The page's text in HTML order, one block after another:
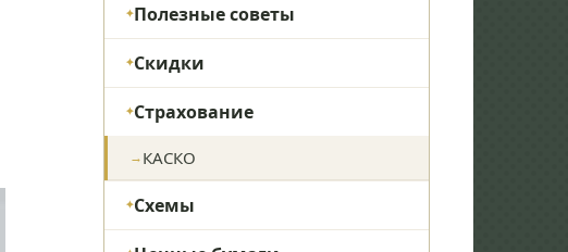
Полезные советы
Скидки
Страхование
КАСКО
Схемы